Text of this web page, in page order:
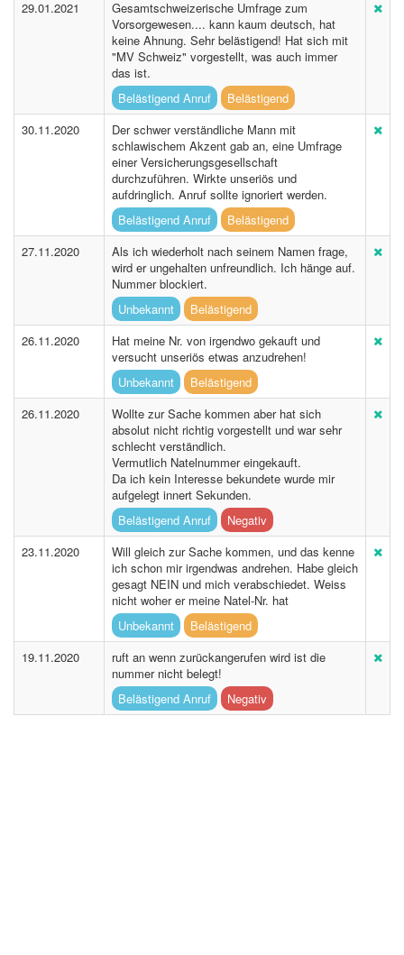
29.01.2021
Gesamtschweizerische Umfrage zum
Vorsorgewesen.... kann kaum deutsch, hat
keine Ahnung. Sehr belästigend! Hat sich mit
"MV Schweiz" vorgestellt, was auch immer
das ist.
Belästigend Anruf
Belästigend
30.11.2020
Der schwer verständliche Mann mit
schlawischem Akzent gab an, eine Umfrage
einer Versicherungsgesellschaft
durchzuführen. Wirkte unseriös und
aufdringlich. Anruf sollte ignoriert werden.
Belästigend Anruf
Belästigend
27.11.2020
Als ich wiederholt nach seinem Namen frage,
wird er ungehalten unfreundlich. Ich hänge auf.
Nummer blockiert.
Unbekannt
Belästigend
26.11.2020
Hat meine Nr. von irgendwo gekauft und
versucht unseriös etwas anzudrehen!
Unbekannt
Belästigend
26.11.2020
Wollte zur Sache kommen aber hat sich
absolut nicht richtig vorgestellt und war sehr
schlecht verständlich.
Vermutlich Natelnummer eingekauft.
Da ich kein Interesse bekundete wurde mir
aufgelegt innert Sekunden.
Belästigend Anruf
Negativ
23.11.2020
Will gleich zur Sache kommen, und das kenne
ich schon mir irgendwas andrehen. Habe gleich
gesagt NEIN und mich verabschiedet. Weiss
nicht woher er meine Natel-Nr. hat
Unbekannt
Belästigend
19.11.2020
ruft an wenn zurückangerufen wird ist die
nummer nicht belegt!
Belästigend Anruf
Negativ